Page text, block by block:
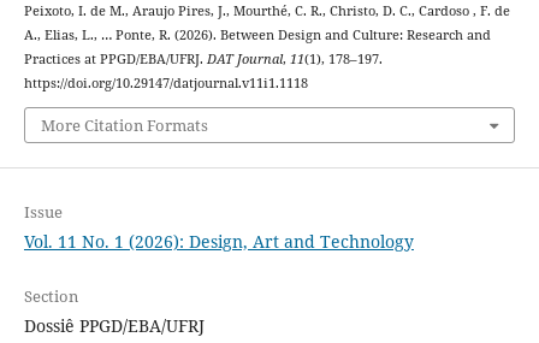
Peixoto, I. de M., Araujo Pires, J., Mourthé, C. R., Christo, D. C., Cardoso , F. de
A., Elias, L., … Ponte, R. (2026). Between Design and Culture: Research and
Practices at PPGD/EBA/UFRJ. DAT Journal, 11(1), 178–197.
https://doi.org/10.29147/datjournal.v11i1.1118
More Citation Formats
Issue
Vol. 11 No. 1 (2026): Design, Art and Technology
Section
Dossiê PPGD/EBA/UFRJ